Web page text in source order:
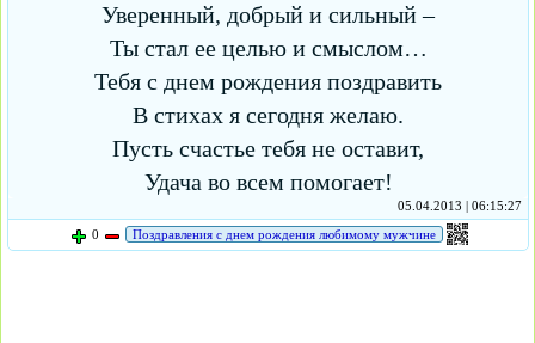
Уверенный, добрый и сильный –
Ты стал ее целью и смыслом…
Тебя с днем рождения поздравить
В стихах я сегодня желаю.
Пусть счастье тебя не оставит,
Удача во всем помогает!
05.04.2013 | 06:15:27
0
Поздравления с днем рождения любимому мужчине